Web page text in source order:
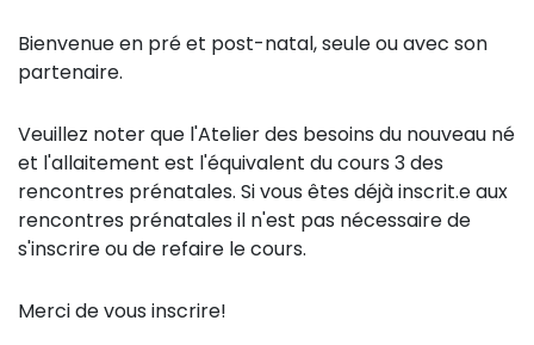
Bienvenue en pré et post-natal, seule ou avec son
partenaire.
Veuillez noter que l'Atelier des besoins du nouveau né
et l'allaitement est l'équivalent du cours 3 des
rencontres prénatales. Si vous êtes déjà inscrit.e aux
rencontres prénatales il n'est pas nécessaire de
s'inscrire ou de refaire le cours.
Merci de vous inscrire!